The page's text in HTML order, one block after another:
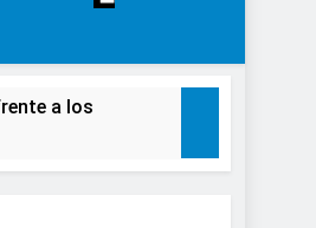
a los